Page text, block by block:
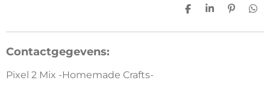
D
l
S
a
P
n
D
l
Contactgegevens:
Pixel 2 Mix -Homemade Crafts-